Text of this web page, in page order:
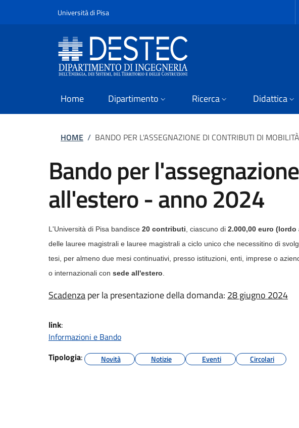
Università di PisaSlim
Home Dipartimento Ricerca Didattica
Briciole di pane
HOME / BANDO PER L'ASSEGNAZIONE DI CONTRIBUTI DI
Bando per
all'estero - anno 2024
L'Università di Pisa bandisce 20 contributi , ciascuno di 2.000,00 euro
delle lauree magistrali e lauree magistrali a ciclo unico che necessitino di
tesi, per almeno due mesi continuativi, presso istituzioni, enti, imprese o
o internazionali con sede all'estero
Scadenzaper la presentazione della domanda: 28 giugno 2024
link:
Informazioni e Bando
Tipologia: Novità Notizie Eventi Circolari